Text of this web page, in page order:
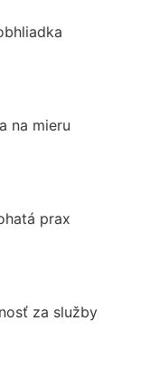
na mieru
prax
za služby